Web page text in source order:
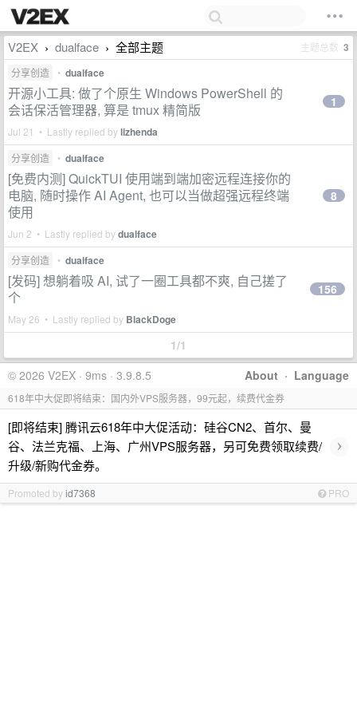
V2EX › dualface › 全部主题 主题总数 3
分享创造 • dualface
开源小工具: 做了个原生 Windows PowerShell 的
会话保活管理器, 算是 tmux 精简版
Jul 21 • Lastly replied bylizhenda
1
分享创造 • dualface
[免费内测] QuickTUI 使用端到端加密远程连接你的
电脑, 随时操作 AI Agent, 也可以当做超强远程终端
使用
Jun 2 • Lastly replied bydualface
8
分享创造 • dualface
[发码] 想躺着吸 AI, 试了一圈工具都不爽, 自己搓了
个
May 26 • Lastly replied by BlackDoge
156
1/1
About · Language
© 2026 V2EX · 9ms · 3.9.8.5
618年中大促即将结束：国内外VPS服务器，99元起，续费代金券
[即将结束] 腾讯云618年中大促活动：硅谷CN2、首尔、曼
谷、法兰克福、上海、广州VPS服务器，另可免费领取续费/
升级/新购代金券。
›
Promoted byid7368 PRO